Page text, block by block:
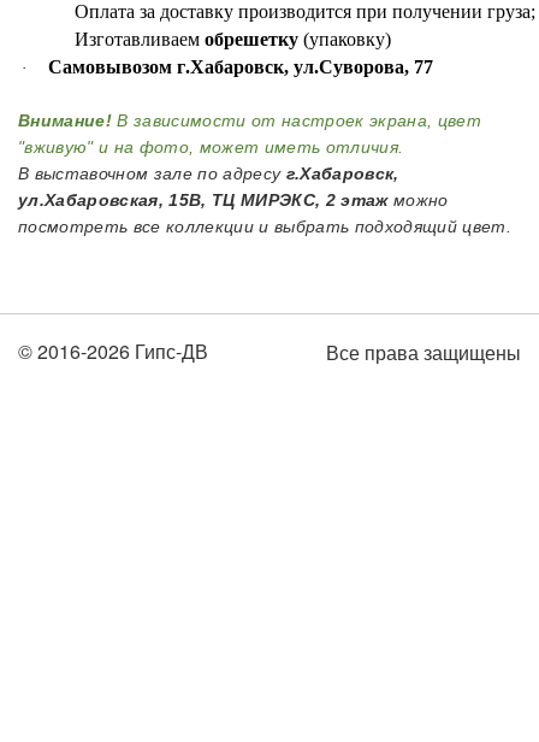
Оплата за доставку производится при получении груза
Изготавливаем обрешетку (упаковку)
· Самовывозом г.Хабаровск, ул.Суворова, 77
Внимание! В зависимости от настроек экрана, цвет
"вживую" и на фото, может иметь отличия.
В выставочном зале по адресу г.Хабаровск,
ул.Хабаровская, 15В, ТЦ МИРЭКС, 2 этажможно
посмотреть все коллекции и выбрать подходящий цвет.
© 2016-2026 Гипс-ДВ Все права защищены